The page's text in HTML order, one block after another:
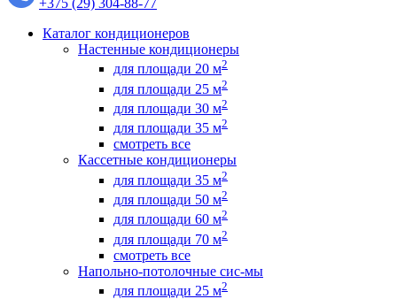
Каталог кондиционеров
Настенные кондиционеры
для площади 20 м2
для площади 25 м2
для площади 30 м2
для площади 35 м2
смотреть все
Кассетные кондиционеры
для площади 35 м2
для площади 50 м2
для площади 60 м2
для площади 70 м2
смотреть все
Напольно-потолочные сис-мы
для площади 25 м2